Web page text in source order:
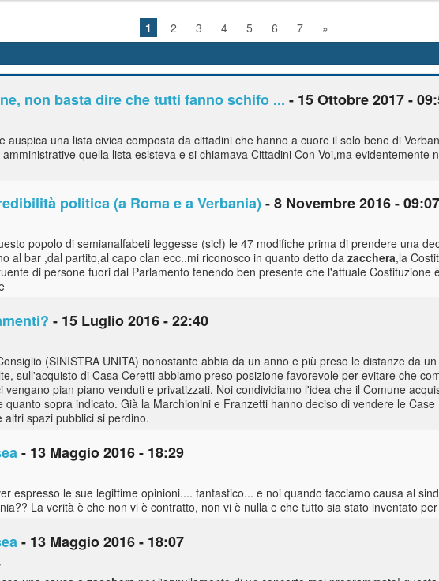
1 2 3 4 5 6 7
»
non basta dire che tutti fanno schifo ... - 15 Ottobre 2017 -
auspica una lista civica composta da cittadini che hanno a cuore il solo bene di
quella lista esisteva e si chiamava Cittadini Con Voi,ma evidentemente
politica (a Roma e a Verbania) - 8 Novembre 2016 - 09:07
popolo di semianalfabeti leggesse (sic!) le 47 modifiche prima di prendere una
al bar ,dal partito,al capo clan ecc..mi riconosco in quanto detto da zacchera,la
di persone fuori dal Parlamento tenendo ben presente che l'attuale Costituzione
- 15 Luglio 2016 - 22:40
(SINISTRA UNITA) nonostante abbia da un anno e più preso le distanze da
sull'acquisto di Casa Ceretti abbiamo preso posizione favorevole per evitare che
vengano pian piano venduti e privatizzati. Noi condividiamo l'idea che il Comune
sopra indicato. Già la Marchionini e Franzetti hanno deciso di vendere le
spazi pubblici si perdino.
- 13 Maggio 2016 - 18:29
espresso le sue legittime opinioni.... fantastico... e noi quando facciamo causa al
La verità è che non vi è contratto, non vi è nulla e che tutto sia stato inventato
- 13 Maggio 2016 - 18:07